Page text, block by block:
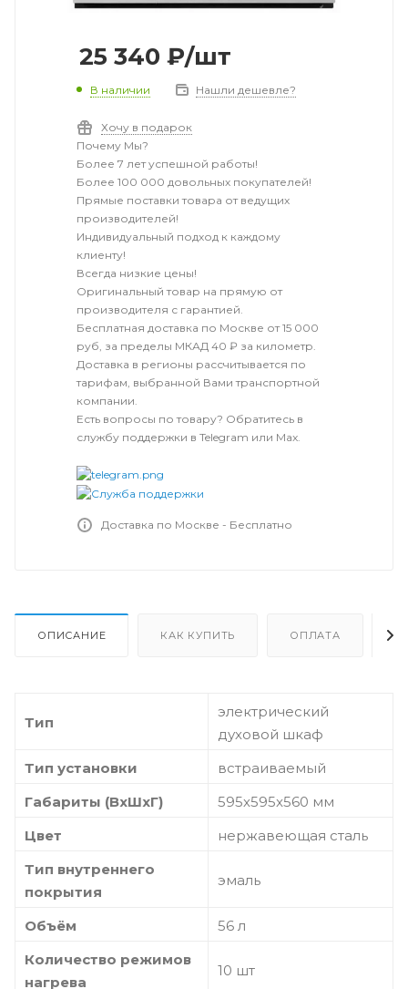
25 340 ₽/шт
В наличии Нашли дешевле?
Хочу в подарок
Почему Мы?
Более 7 лет успешной работы!
Более 100 000 довольных покупателей!
Прямые поставки товара от ведущих
производителей!
Индивидуальный подход к каждому
клиенту!
Всегда низкие цены!
Оригинальный товар на прямую от
производителя с гарантией.
Бесплатная доставка по Москве от 15 000
руб, за пределы МКАД 40 ₽ за километр.
Доставка в регионы рассчитывается по
тарифам, выбранной Вами транспортной
компании.
Есть вопросы по товару? Обратитесь в
службу поддержки в Telegram или Max.
Доставка по Москве - Бесплатно
ОПИСАНИЕ КАК КУПИТЬ ОПЛАТА
Тип
электрический
духовой шкаф
Тип установки
встраиваемый
Габариты (ВхШхГ)
595х595x560 мм
Цвет
нержавеющая сталь
Тип внутреннего
покрытия
эмаль
Объём
56 л
Количество режимов
нагрева
10 шт